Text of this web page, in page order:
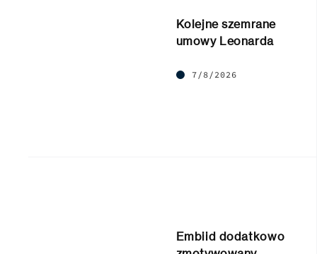
Kolejne szemrane
umowy Leonarda
7/8/2026
Embiid dodatkowo